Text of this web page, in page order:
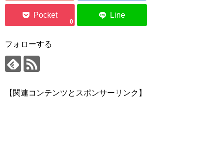
0
フォローする
【関連コンテンツとスポンサーリンク】